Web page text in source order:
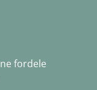
fordele